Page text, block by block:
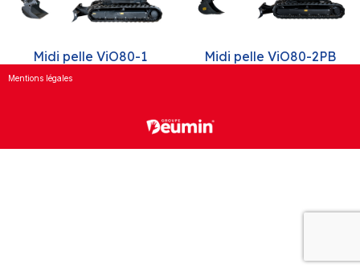
Midi pelle ViO80-1 Midi pelle ViO80-2PB
Mentions légales